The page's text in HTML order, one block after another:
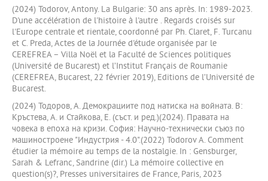
(2024) Todorov, Antony. La Bulgarie: 30 ans après. In: 1989-2023.
D'une accélération de l'histoire à l'autre . Regards croisés sur
l'Europe centrale et rientale, coordonné par Ph. Claret, F. Turcanu
et C. Preda, Actes de la Journée d'étude organisée par le
CEREFREA – Villa Noël et la Faculté de Sciences politiques
(Université de Bucarest) et l’Institut Français de Roumanie
(CEREFREA, Bucarest, 22 février 2019), Editions de l’Université de
Bucarest.
(2024) Тодоров, А. Демокрациите под натиска на войната. В:
Кръстева, А. и Стайкова, Е. (съст. и ред.)(2024). Правата на
човека в епоха на кризи. София: Научно-технически съюз по
машиностроене "Индустрия - 4.0".(2022) Todorov A. Comment
étudier la mémoire au temps de la nostalgie. In : Gensburger,
Sarah & Lefranc, Sandrine (dir.) La mémoire collective en
question(s)?, Presses universitaires de France, Paris, 2023